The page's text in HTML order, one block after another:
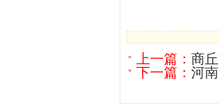
上一篇： 商
下一篇： 河